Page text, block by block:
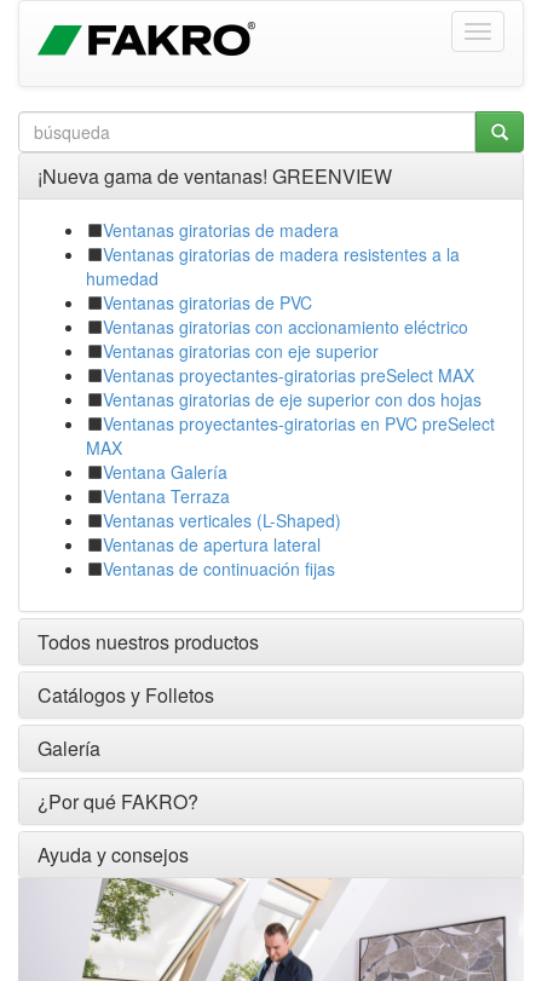
¡Nueva gama de ventanas! GREENVIEW
Ventanas giratorias de madera
Ventanas giratorias de madera resistentes a la
humedad
Ventanas giratorias de PVC
Ventanas giratorias con accionamiento eléctrico
Ventanas giratorias con eje superior
Ventanas proyectantes-giratorias preSelect MAX
Ventanas giratorias de eje superior con dos hojas
Ventanas proyectantes-giratorias en PVC preSelect
MAX
Ventana Galería
Ventana Terraza
Ventanas verticales (L-Shaped)
Ventanas de apertura lateral
Ventanas de continuación fijas
Todos nuestros productos
Catálogos y Folletos
Galería
¿Por qué FAKRO?
Ayuda y consejos